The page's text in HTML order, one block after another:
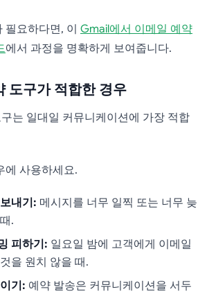
요하다면, 이 Gmail에서 이메일 예약
에서 과정을 명확하게 보여줍니다.
도구가 적합한 경우
는 일대일 커뮤니케이션에 가장 적합
에 사용하세요.
내기: 메시지를 너무 일찍 또는 너무 늦
.
피하기: 일요일 밤에 고객에게 이메일
을 원치 않을 때.
기: 예약 발송은 커뮤니케이션을 서두